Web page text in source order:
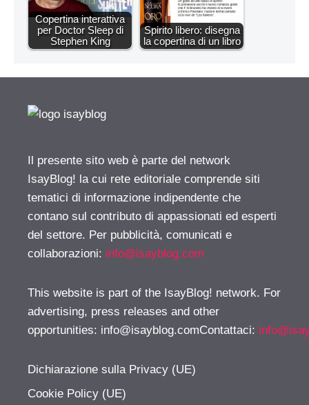
Copertina interattiva
per Doctor Sleep di
Stephen King
Spirito libero: disegna
la copertina di un libro
Il presente sito web è parte del network
IsayBlog! la cui rete editoriale comprende siti
tematici di informazione indipendente che
contano sul contributo di appassionati ed esperti
del settore. Per pubblicità, comunicati e
collaborazioni: info@isayblog.com
This website is part of the IsayBlog! network. For
advertising, press releases and other
opportunities: info@isayblog.comContattaci:
Dichiarazione sulla Privacy (UE)
Cookie Policy (UE)